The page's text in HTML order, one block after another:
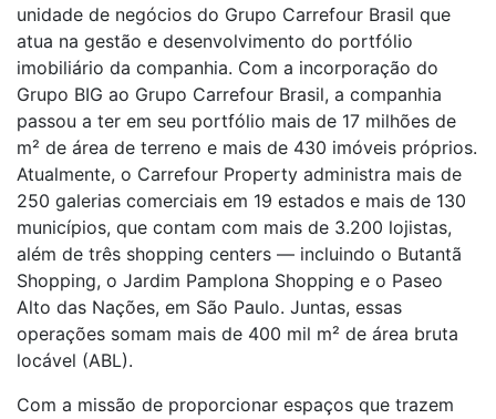
unidade de negócios do Grupo Carrefour Brasil que
atua na gestão e desenvolvimento do portfólio
imobiliário da companhia. Com a incorporação do
Grupo BIG ao Grupo Carrefour Brasil, a companhia
passou a ter em seu portfólio mais de 17 milhões de
m² de área de terreno e mais de 430 imóveis próprios.
Atualmente, o Carrefour Property administra mais de
250 galerias comerciais em 19 estados e mais de 130
municípios, que contam com mais de 3.200 lojistas,
além de três shopping centers — incluindo o Butantã
Shopping, o Jardim Pamplona Shopping e o Paseo
Alto das Nações, em São Paulo. Juntas, essas
operações somam mais de 400 mil m² de área bruta
locável (ABL).
Com a missão de proporcionar espaços que trazem